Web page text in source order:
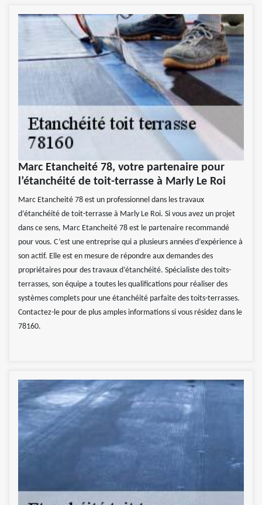
Marc Etancheité 78, votre partenaire pour
l’étanchéité de toit-terrasse à Marly Le Roi
Marc Etancheité 78 est un professionnel dans les travaux
d’étanchéité de toit-terrasse à Marly Le Roi. Si vous avez un projet
dans ce sens, Marc Etancheité 78 est le partenaire recommandé
pour vous. C’est une entreprise qui a plusieurs années d’expérience à
son actif. Elle est en mesure de répondre aux demandes des
propriétaires pour des travaux d’étanchéité. Spécialiste des toits-
terrasses, son équipe a toutes les qualifications pour réaliser des
systèmes complets pour une étanchéité parfaite des toits-terrasses.
Contactez-le pour de plus amples informations si vous résidez dans le
78160.